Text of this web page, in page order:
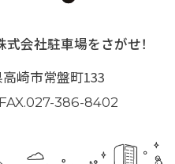
式会社駐車場をさがせ！
崎市常盤町133
386-8402